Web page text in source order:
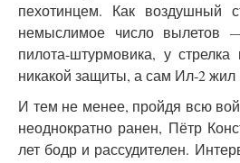
пехотинцем. Как воздушный
немыслимое число вылетов
пилота-штурмовика, у
никакой защиты, а сам Ил-2 жил
И тем не менее, пройдя всю
неоднократно ранен, Пётр
лет бодр и рассудителен.